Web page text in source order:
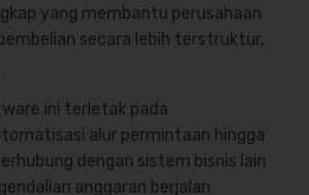
yang membantu perusahaan
secara lebih terstruktur,
ini terletak pada
alur permintaan hingga
dengan sistem bisnis lain
anggaran berjalan